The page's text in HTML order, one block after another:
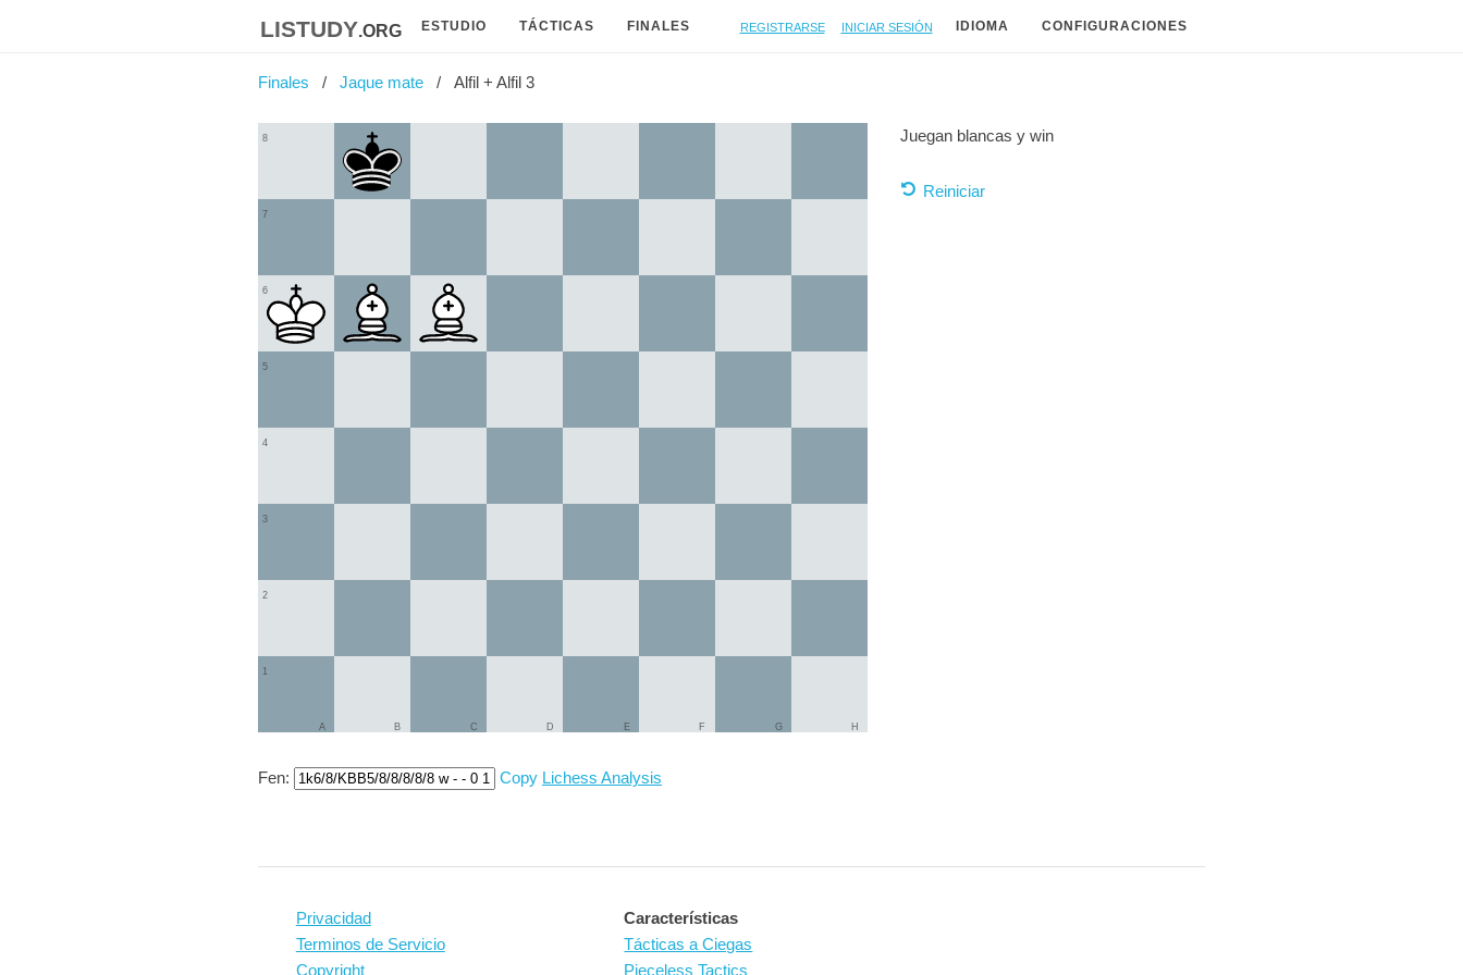
listudy.org ESTUDIO TÁCTICAS FINALES Registrarse Iniciar sesión IDIOMA CONFIGURACIONES
Finales Jaque mate Alfil + Alfil 3
1
2
3
4
5
6
7
8
A B C D E F G H
Juegan blancas y win
Reiniciar
Fen: Copy Lichess Analysis
Privacidad
Terminos de Servicio
Copyright
Características
Tácticas a Ciegas
Pieceless Tactics